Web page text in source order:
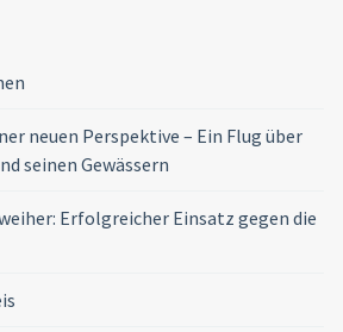
neuen Perspektive – Ein Flug über
seinen Gewässern
Erfolgreicher Einsatz gegen die